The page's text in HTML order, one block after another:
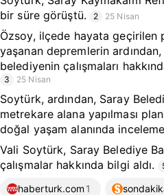
bir süre görüştü.
2 25 Nisan
Özsoy, ilçede hayata geçirilen
yaşanan depremlerin
belediyenin çalışmaları
3 25 Nisan
Soytürk, ardından, Saray
metrekare alana yapılması
doğal yaşam alanında
Vali Soytürk, Saray Belediye
çalışmalar hakkında bilgi aldı.
haberturk.com 1